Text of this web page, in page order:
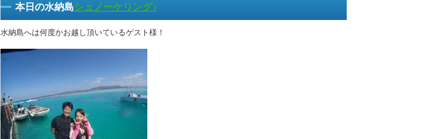
本日の水納島シュノーケリング♪
水納島へは何度かお越し頂いているゲスト様！